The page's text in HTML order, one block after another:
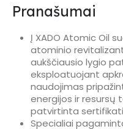
Pranašumai
Į XADO Atomic Oil
atominio
aukščiausio lygio
eksploatuojant
naudojimas
energijos ir resursų
patvirtinta
Specialiai